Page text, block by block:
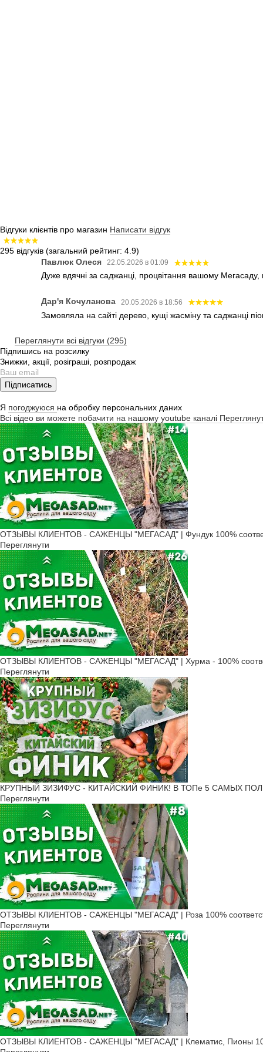
Відгуки клієнтів про магазин Написати відгук
295 відгуків (загальний рейтинг: 4.9)
Павлюк Олеся
22.05.2026 в 01:09
Дуже вдячні за саджанці, процвітання вашому
Дар'я Кочуланова 20.05.2026 в 18:56
Замовляла на сайті дерево, кущі жасміну та саджанці
Переглянути всі відгуки (295)
Підпишись на розсилку
Знижки, акції, розіграші, розпродаж
Підписатись
Я погоджуюся на обробку персональних даних
Всі відео ви можете побачити на нашому youtube каналі
ОТЗЫВЫ КЛИЕНТОВ - САЖЕНЦЫ "МЕГАСАД" | Фундук 100%
Переглянути
ОТЗЫВЫ КЛИЕНТОВ - САЖЕНЦЫ "МЕГАСАД" | Хурма - 100%
Переглянути
КРУПНЫЙ ЗИЗИФУС - КИТАЙСКИЙ ФИНИК! В ТОПе 5 САМЫХ
Переглянути
ОТЗЫВЫ КЛИЕНТОВ - САЖЕНЦЫ "МЕГАСАД" | Роза 100%
Переглянути
ОТЗЫВЫ КЛИЕНТОВ - САЖЕНЦЫ "МЕГАСАД" | Клематис, Пионы